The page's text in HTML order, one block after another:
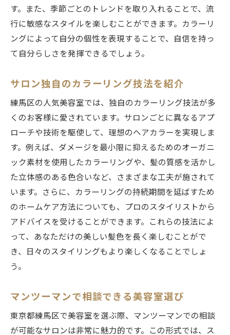
す。また、季節ごとのトレンドを取り入れることで、流
行に敏感なスタイルを楽しむことができます。カラーリ
ングによって自分の個性を表現することで、自信を持っ
て自分らしさを発揮できるでしょう。
サロン独自のカラーリング技法を紹介
練馬区の人気美容室では、独自のカラーリング技法が多
くのお客様に愛されています。サロンごとに異なるアプ
ローチや技術を駆使して、理想のヘアカラーを実現しま
す。例えば、ダメージを最小限に抑えるためのオーガニ
ック素材を使用したカラーリングや、髪の質感を活かし
た立体感のある色合いなど、さまざまな工夫が施されて
います。さらに、カラーリングの持続期間を延ばすため
のホームケア方法についても、プロのスタイリストから
アドバイスを受けることができます。これらの技法によ
って、あなただけの美しい髪色を長く楽しむことがで
き、日々のスタイリングもより楽しくなることでしょ
う。
マンツーマンで相談できる美容室選び
東京都練馬区で美容室を選ぶ際、マンツーマンでの相談
が可能なサロンは非常に魅力的です。この形式では、ス